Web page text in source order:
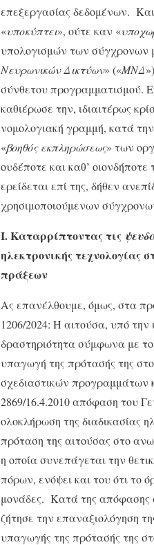
επεξεργασίας δεδομένων. Και
«υποκύπτει», ούτε καν «
υπολογισμών των σύγχρονων
Νευρωνικών Δικτύων» («ΜΝΔ
σύνθετου προγραμματισμού.
καθιέρωσε την, ιδιαιτέρως
νομολογιακή γραμμή, κατά
«βοηθός εκπληρώσεως» των
ουδέποτε και καθ’
ερείδεται επί της, δήθεν
χρησιμοποιούμενων
Ι. Καταρρίπτοντας τις
ηλεκτρονικής τεχνολογίας
πράξεων
Ας επανέλθουμε, όμως, στα
1206/2024: Η αιτούσα, υπό την
δραστηριότητα σύμφωνα με
υπαγωγή της πρότασής της
σχεδιαστικών προγραμμάτων
2869/16.4.2010 απόφαση του
ολοκλήρωση της διαδικασίας
πρόταση της αιτούσας στο
η οποία συνεπάγεται την
πόρων, ενόψει και του ότι το
μονάδες. Κατά της απόφασης
ζήτησε την επαναξιολόγηση
υπαγωγής της πρότασής της